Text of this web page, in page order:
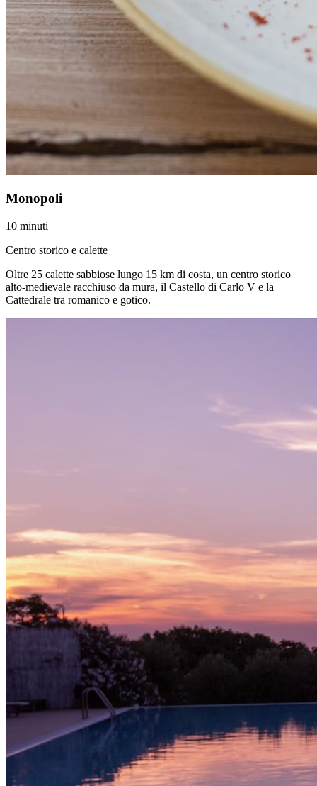
Monopoli
10 minuti
Centro storico e calette
Oltre 25 calette sabbiose lungo 15 km di costa, un centro storico
alto-medievale racchiuso da mura, il Castello di Carlo V e la
Cattedrale tra romanico e gotico.